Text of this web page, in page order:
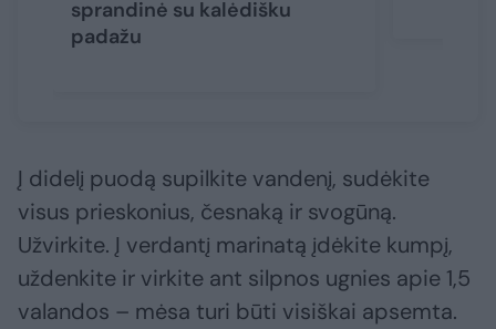
sprandinė su kalėdišku
padažu
Į didelį puodą supilkite vandenį, sudėkite
visus prieskonius, česnaką ir svogūną.
Užvirkite. Į verdantį marinatą įdėkite kumpį,
uždenkite ir virkite ant silpnos ugnies apie 1,5
valandos – mėsa turi būti visiškai apsemta.